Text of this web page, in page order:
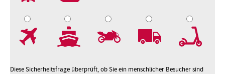
Diese Sicherheitsfrage überprüft, ob Sie ein menschlicher Besucher sind